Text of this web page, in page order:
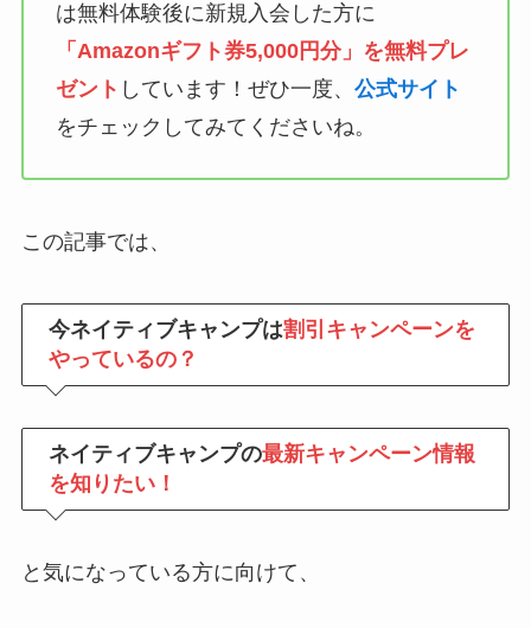
は無料体験後に新規入会した方に
「Amazonギフト券5,000円分」を無料プレ
ゼント しています！ぜひ一度、 公式サイト
をチェックしてみてくださいね。
この記事では、
今ネイティブキャンプは割引キャンペーンを
やっているの？
ネイティブキャンプの最新キャンペーン情報
を知りたい！
と気になっている方に向けて、